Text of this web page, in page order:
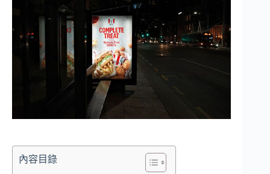
內容目錄